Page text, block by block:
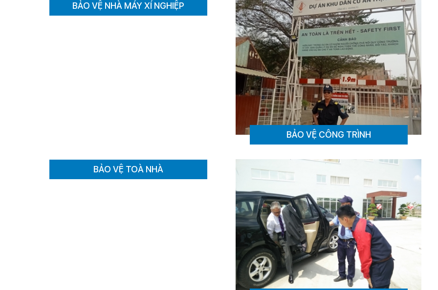
BẢO VỆ NHÀ MÁY XÍ NGHIỆP
BẢO VỆ CÔNG TRÌNH
BẢO VỆ TOÀ NHÀ